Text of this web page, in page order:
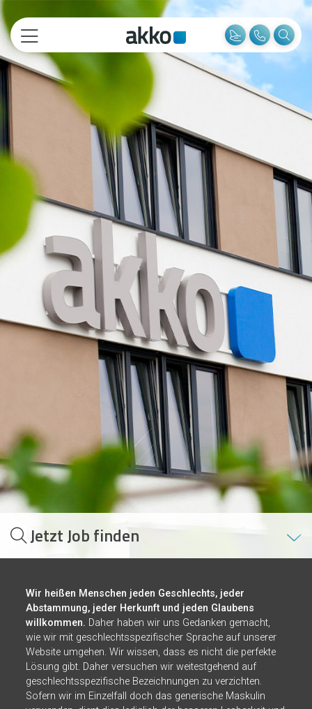
Jetzt Job finden
Wir heißen Menschen jeden Geschlechts, jeder
Abstammung, jeder Herkunft und jeden Glaubens
willkommen. Daher haben wir uns Gedanken gemacht,
wie wir mit geschlechtsspezifischer Sprache auf unserer
Website umgehen. Wir wissen, dass es nicht die perfekte
Lösung gibt. Daher versuchen wir weitestgehend auf
geschlechtsspezifische Bezeichnungen zu verzichten.
Sofern wir im Einzelfall doch das generische Maskulin